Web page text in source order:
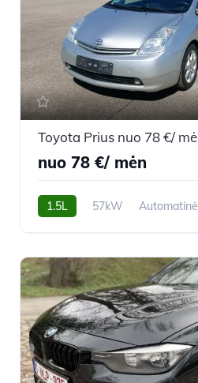
nuo 78 €/ mėn
1.5L 57kW Automatinė